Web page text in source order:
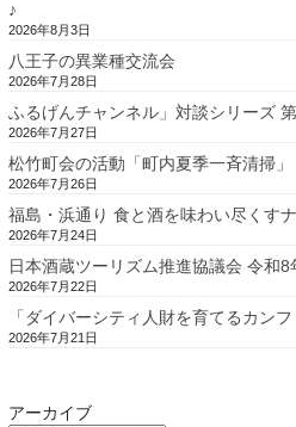
♪
2026年8月3日
八王子の異業種交流会
2026年7月28日
ふるげんチャンネル」対談シリーズ
2026年7月27日
松竹町会の活動「町内夏季一斉清掃」
2026年7月26日
福島・浜通り 食と酒を味わい尽くすナ
2026年7月24日
日本酒蔵ツーリズム推進協議会 令和8
2026年7月22日
「ダイバーシティ人財を育てるカン
2026年7月21日
アーカイブ